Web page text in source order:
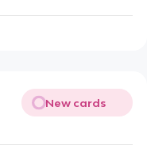
New cards